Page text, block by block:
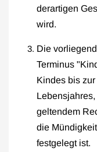
derartigen
wird.
Die
Terminus
Kindes bis
geltendem
die
festgelegt ist.